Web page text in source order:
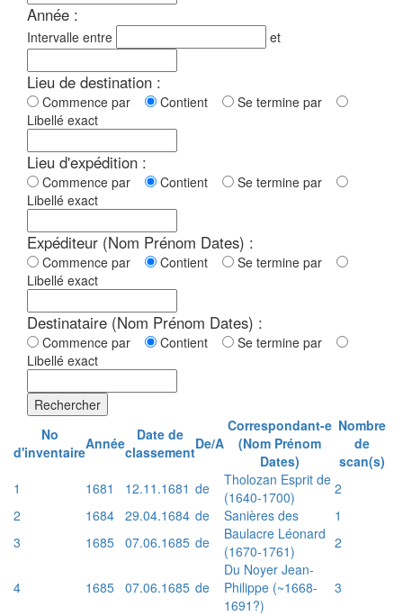
Année :
Intervalle entre et
Lieu de destination :
Commence par Contient
Se termine par
Libellé exact
Lieu d'expédition :
Commence par Contient
Se termine par
Libellé exact
Expéditeur (Nom Prénom Dates) :
Commence par Contient
Se termine par
Libellé exact
Destinataire (Nom Prénom Dates) :
Commence par Contient
Se termine par
Libellé exact
Rechercher
No
d'inventaireAnnée
Date de
classementDe/A
Correspondant-e
(Nom Prénom
Dates)
Nombre
de
scan(s)
1
1681 12.11.1681 de
Tholozan Esprit de
(1640-1700)
2
2
1684 29.04.1684 de Sanières des
1
3
1685 07.06.1685 de
Baulacre Léonard
(1670-1761)
2
4 1685 07.06.1685 de
Du Noyer Jean-
Philippe (~1668-
1691?)
3